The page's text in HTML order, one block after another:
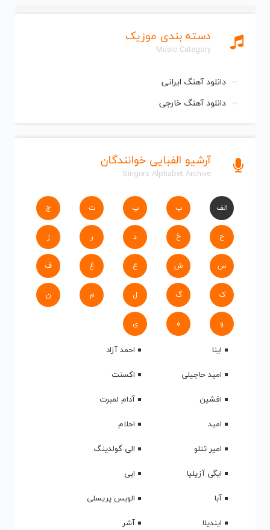
دسته بندی موزیک
Music Category
دانلود آهنگ ایرانی
دانلود آهنگ خارجی
آرشیو الفبایی خوانندگان
Singers Alphabet Archive
الف ب پ ت ج
ح خ د ر ز
س ش ع غ ف
ک گ ل م ن
و ه ی
اینا
احمد آزاد
امید حاجیلی
اکسنت
افشین
آدام لمبرت
امید
احلام
امیر تتلو
الی گولدینگ
ایگی آزیلیا
ابی
آبا
الویس پریسلی
ایندیلا
آشر